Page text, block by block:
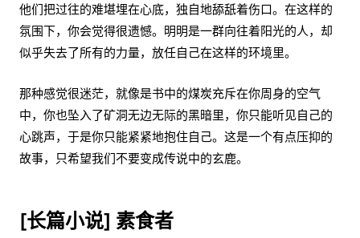
他们把过往的难堪埋在心底，独自地舔舐着伤口。在这样的
氛围下，你会觉得很遗憾。明明是一群向往着阳光的人，却
似乎失去了所有的力量，放任自己在这样的环境里。
那种感觉很迷茫，就像是书中的煤炭充斥在你周身的空气
中，你也坠入了矿洞无边无际的黑暗里，你只能听见自己的
心跳声，于是你只能紧紧地抱住自己。这是一个有点压抑的
故事，只希望我们不要变成传说中的玄鹿。
[长篇小说] 素食者